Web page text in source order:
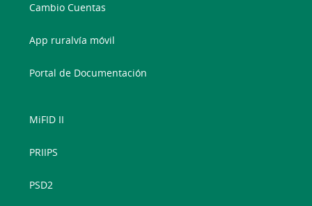
Cambio Cuentas
App ruralvía móvil
Portal de Documentación
MiFID II
PRIIPS
PSD2